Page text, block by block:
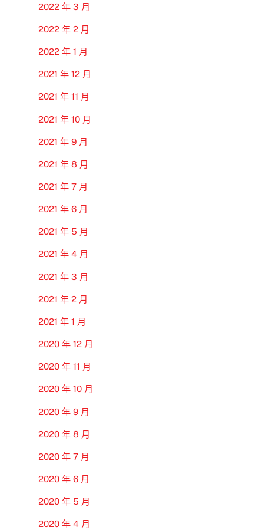
2022 年 3 月
2022 年 2 月
2022 年 1 月
2021 年 12 月
2021 年 11 月
2021 年 10 月
2021 年 9 月
2021 年 8 月
2021 年 7 月
2021 年 6 月
2021 年 5 月
2021 年 4 月
2021 年 3 月
2021 年 2 月
2021 年 1 月
2020 年 12 月
2020 年 11 月
2020 年 10 月
2020 年 9 月
2020 年 8 月
2020 年 7 月
2020 年 6 月
2020 年 5 月
2020 年 4 月